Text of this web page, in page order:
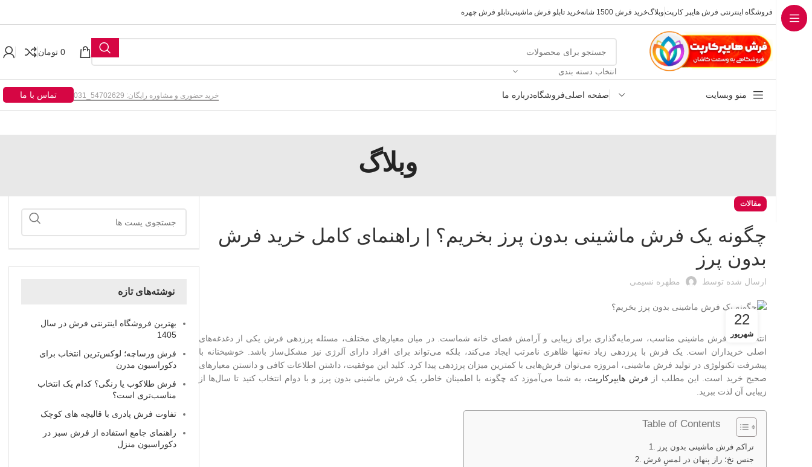
فروشگاه اینترنتی فرش هایپر کارپتوبلاگخرید فرش 1500 شانه خرید تابلو فرش ماشینیتابلو فرش چهره
انتخاب دسته بندی
0 تومان
منو وبسایت صفحه اصلیفروشگاهدرباره ما خرید حضوری و مشاوره رایگان: 54702629_031 تماس با ما
وبلاگ
مقالات
چگونه یک فرش ماشینی بدون پرز بخریم؟ | راهنمای کامل خرید فرش
بدون پرز
ارسال شده توسط مطهره نسیمی
22
شهریور
انتخاب یک فرش ماشینی مناسب، سرمایه‌گذاری برای زیبایی و آرامش فضای خانه شماست. در میان معیارهای مختلف، مسئله پرزدهی فرش یکی از دغدغه‌های
اصلی خریداران است. یک فرش با پرزدهی زیاد نه‌تنها ظاهری نامرتب ایجاد می‌کند، بلکه می‌تواند برای افراد دارای آلرژی نیز مشکل‌ساز باشد. خوشبختانه با
پیشرفت تکنولوژی در تولید فرش ماشینی، امروزه می‌توان فرش‌هایی با کمترین میزان پرزدهی پیدا کرد. کلید این موفقیت، داشتن اطلاعات کافی و دانستن معیارهای
صحیح خرید است. این مطلب از فرش هایپرکارپت، به شما می‌آموزد که چگونه با اطمینان خاطر، یک فرش ماشینی بدون پرز و با دوام انتخاب کنید تا سال‌ها از
زیبایی آن لذت ببرید.
Table of Contents
تراکم فرش ماشینی بدون پرز
جنس نخ؛ راز پنهان در لمسِ فرش
نوشته‌های تازه
بهترین فروشگاه اینترنتی فرش در سال
1405
فرش ورساچه؛ لوکس‌ترین انتخاب برای
دکوراسیون مدرن
فرش طلاکوب یا رنگی؟ کدام یک انتخاب
مناسب‌تری است؟
تفاوت فرش پادری با قالیچه‌ های کوچک
راهنمای جامع استفاده از فرش سبز در
دکوراسیون منزل